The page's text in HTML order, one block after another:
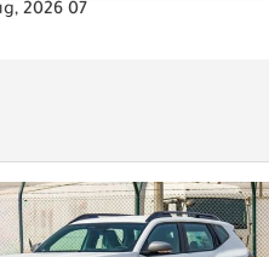
07 Aug, 2026